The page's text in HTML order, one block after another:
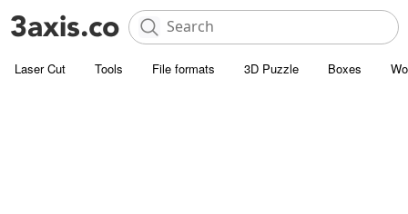
Laser Cut Tools File formats 3D Puzzle Boxes